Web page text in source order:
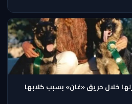
خلال حريق «غان» بسبب كلابها